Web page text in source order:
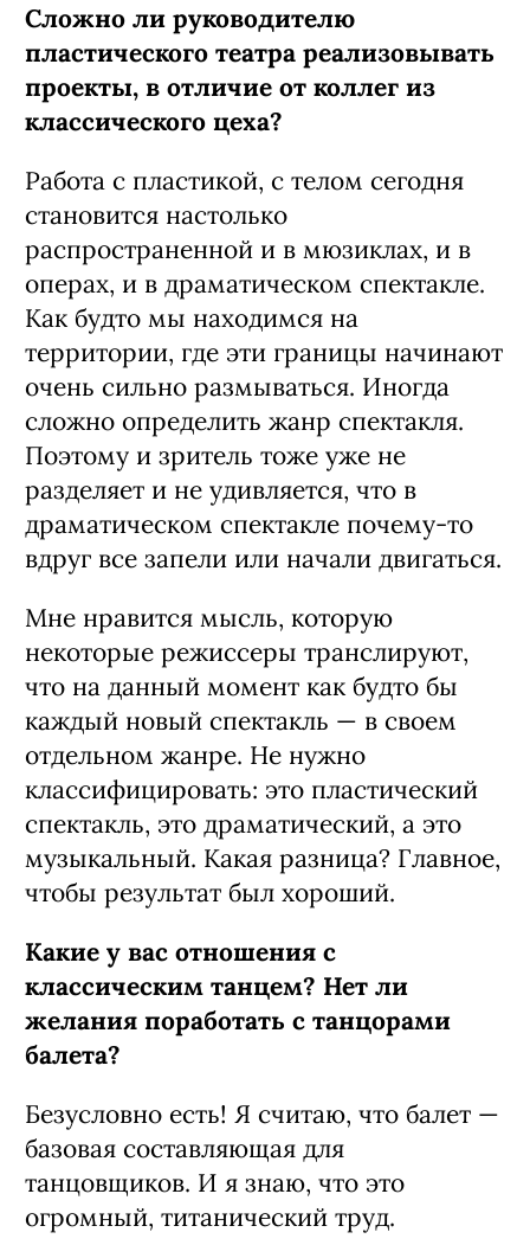
Сложно ли руководителю
пластического театра реализовывать
проекты, в отличие от коллег из
классического цеха?
Работа с пластикой, с телом сегодня
становится настолько
распространенной и в мюзиклах, и в
операх, и в драматическом спектакле.
Как будто мы находимся на
территории, где эти границы начинают
очень сильно размываться. Иногда
сложно определить жанр спектакля.
Поэтому и зритель тоже уже не
разделяет и не удивляется, что в
драматическом спектакле почему-то
вдруг все запели или начали двигаться.
Мне нравится мысль, которую
некоторые режиссеры транслируют,
что на данный момент как будто бы
каждый новый спектакль — в своем
отдельном жанре. Не нужно
классифицировать: это пластический
спектакль, это драматический, а это
музыкальный. Какая разница? Главное,
чтобы результат был хороший.
Какие у вас отношения с
классическим танцем? Нет ли
желания поработать с танцорами
балета?
Безусловно есть! Я считаю, что балет —
базовая составляющая для
танцовщиков. И я знаю, что это
огромный, титанический труд.